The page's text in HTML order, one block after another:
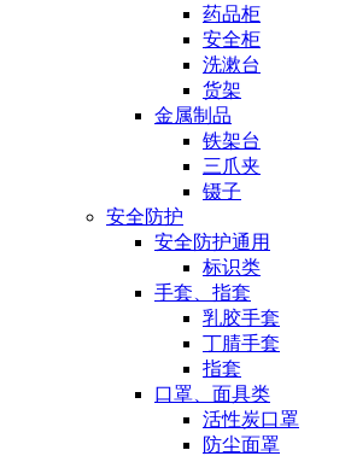
药品柜
安全柜
洗漱台
货架
金属制品
铁架台
三爪夹
镊子
安全防护
安全防护通用
标识类
手套、指套
乳胶手套
丁腈手套
指套
口罩、面具类
活性炭口罩
防尘面罩